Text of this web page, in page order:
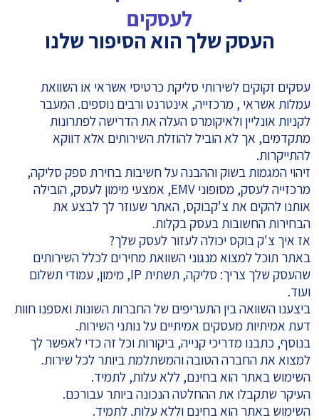
לעסקים
העסק שלך הוא הסיפור שלנו
עסקים זקוקים לשירותי סליקת כרטיסי אשראי או השוואת
עמלות אשראי , מרכזייה, אינטרנט ורבים נוספים. המעבר
לקניות אונליין ולאיקומרס העלה את הדרישה לפתרונות
מתקדמים, אך לא הוביל להוזלת השירותים אלא דווקא
להתייקרות.
זיהוי המגמות בשוק וההבנה על חשיבות בחירת ספק סליקה,
מרכזייה לעסק, מסופוני EMV, אמצעי מימון לעסק, הובילה
אותנו להקים את צ'קבוקס, האתר שעוזר לך לבצע את
הבחירות החשובות בעסק בקלות.
אז איך צ'ק בוקס יכולה לעזור לעסק שלך?
באתר תוכל למצוא מנגוני השוואת מחירים לכלל השירותים
שהעסק שלך צריך: סליקה, תשתית IP, מימון, עמודי תשלום
ועוד.
ביצענו השוואה בין התעריפים של החברות השונות ואספנו חוות
דעת אמיתיות מעסקים אמיתיים על נותני השירות.
בנוסף, כתבנו מדריכי קנייה, ביקורות וכל זה כדי לאפשר לך
למצוא את החברה הטובה והמשתלמת ביותר לכל שירות.
השימוש באתר הוא בחינם, ללא עלות, לתמיד.
העיקר שתקבלו את ההחלטה הנכונה ביותר עבורכם.
השימוש באתר הוא בחינם וללא עלות. לתמיד.